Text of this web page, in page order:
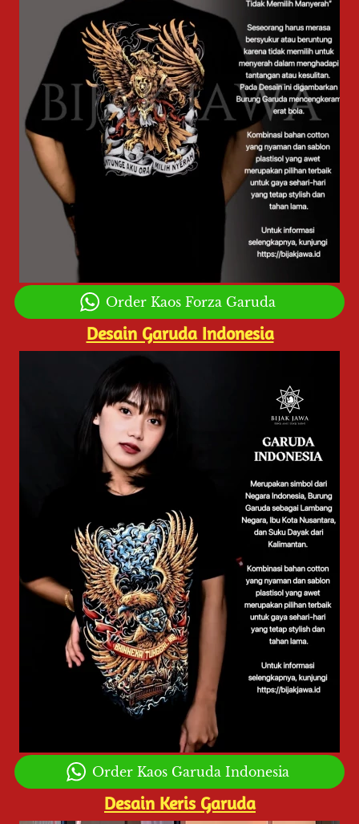
` Order Kaos Forza Garuda
Desain Garuda Indonesia
` Order Kaos Garuda Indonesia
Desain Keris Garuda